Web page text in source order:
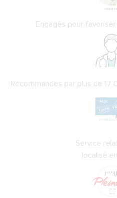
Engagés pour
Recommandés par plus de
Service
localisé